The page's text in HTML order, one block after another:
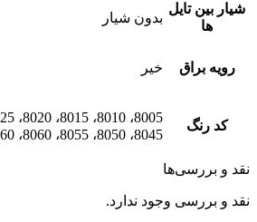
شیار بین تایل
ها
بدون شیار
رویه براق خیر
کد رنگ
8045، 8050، 8055، 8060، 8060، 8065، 8075، 8080
نقد و بررسی‌ها
نقد و بررسی وجود ندارد.